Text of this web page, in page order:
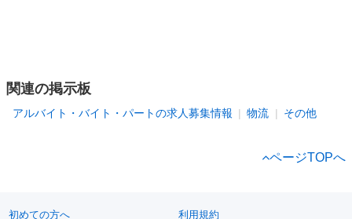
関連の掲示板
アルバイト・バイト・パートの求人募集情報 物流 その他
ページTOPへ
初めての方へ 利用規約